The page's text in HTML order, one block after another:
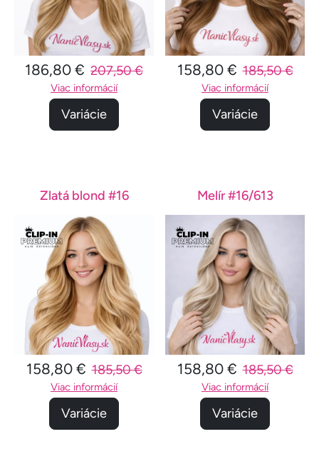
186,80 € 207,50 €
Viac informácií
Variácie
158,80 € 185,50 €
Viac informácií
Variácie
Zlatá blond #16
158,80 € 185,50 €
Viac informácií
Variácie
Melír #16/613
158,80 € 185,50 €
Viac informácií
Variácie